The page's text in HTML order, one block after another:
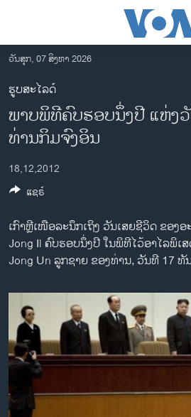
ເຂົ້າ
ຫາ
ຂ້າມ
ຂ້າມ
ຂ້າມ
ໄປ
ຫາ
ຊອກ
ລາວ
ອາເມຣິກາ
ການເລືອກຕັ້ງ ປະທານາທີບໍດີ ສະຫະລັດ
ຂ່າວ​ຈີນ
ເອເຊຍ
ອິດສະຫຼະພາບດ້ານການຂ່າວ
ຊຸມຊົນຊາວລາວ
ວິທະຍາສາດ-ເທັກໂນໂລຈີ
ທຸລະກິດ
ພາສາອັງກິດ
ວີດີໂອ
ວັນສຸກ, 07 ສິງຫາ 2026
ຮູບສະໄລດ໌
ພາບພິທີຄົບຮອບນຶ່ງປີ ແຫ່ງ
ທ່ານກິມຈົງອິນ
18,12,2012
ເກົາຫຼີເໜືອລະນຶກເຖິງ ວັນເສຍຊີວິດ ຂອງ
Jong Il ຄົບຮອບນຶ່ງປີ ໃນພິທີໄວ້ອາໄລພິເ
Jong Un ລູກຊາຍ ຂອງທ່ານ, ວັນທີ 17 ທັ
ແຊຣ໌